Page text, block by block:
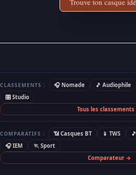
Trouve ton casque
CLASSEMENTS : 🎧 Nomade 🎵 Audiophile
🎛 Studio
Tous les
COMPARATIFS : 📶 Casques BT 📱 TWS
🎧 IEM
🏃 Sport
Comparateur →